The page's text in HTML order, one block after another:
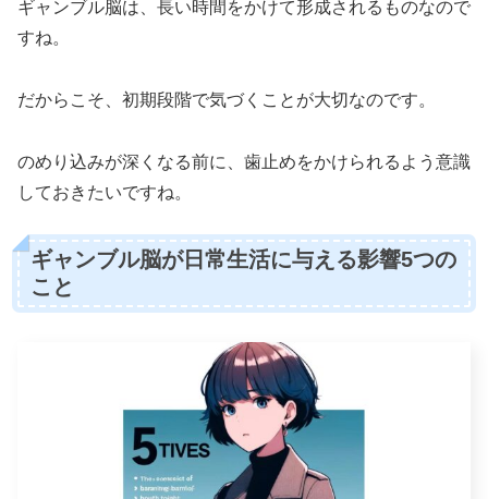
ギャンブル脳は、長い時間をかけて形成されるものなので
すね。
だからこそ、初期段階で気づくことが大切なのです。
のめり込みが深くなる前に、歯止めをかけられるよう意識
しておきたいですね。
ギャンブル脳が日常生活に与える影響5つの
こと